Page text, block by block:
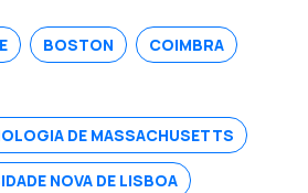
formado em
BOSTON COIMBRA
DE MASSACHUSETTS
NOVA DE LISBOA